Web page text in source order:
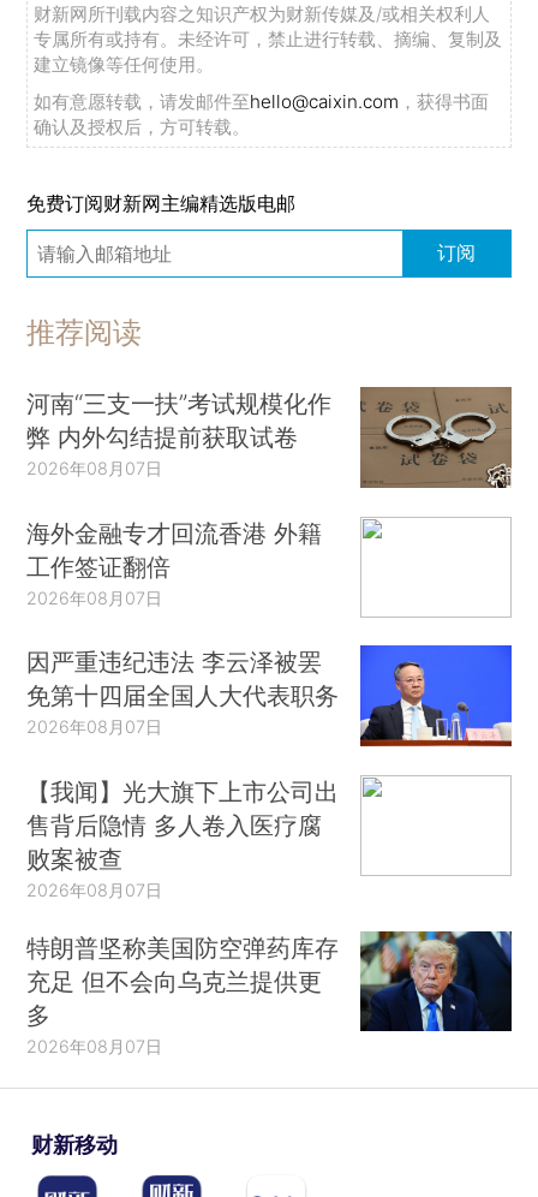
财新网所刊载内容之知识产权为财新传媒及/或相关权利人
专属所有或持有。未经许可，禁止进行转载、摘编、复制及
建立镜像等任何使用。
如有意愿转载，请发邮件至hello@caixin.com ，获得书面
确认及授权后，方可转载。
免费订阅财新网主编精选版电邮
订阅
推荐阅读
河南“三支一扶”考试规模化作
弊 内外勾结提前获取试卷
2026年08月07日
海外金融专才回流香港 外籍
工作签证翻倍
2026年08月07日
因严重违纪违法 李云泽被罢
免第十四届全国人大代表职务
2026年08月07日
【我闻】光大旗下上市公司出
售背后隐情 多人卷入医疗腐
败案被查
2026年08月07日
特朗普坚称美国防空弹药库存
充足 但不会向乌克兰提供更
多
2026年08月07日
财新移动